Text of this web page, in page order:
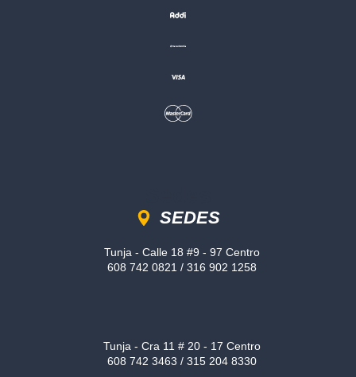
SEDES
Tunja - Calle 18 #9 - 97 Centro
608 742 0821 / 316 902 1258
Tunja - Cra 11 # 20 - 17 Centro
608 742 3463 / 315 204 8330